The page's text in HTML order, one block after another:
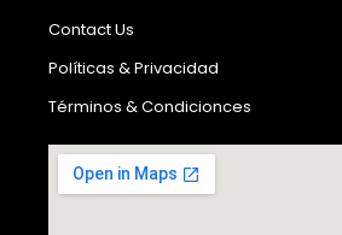
Contact Us
Políticas & Privacidad
Términos & Condicionces